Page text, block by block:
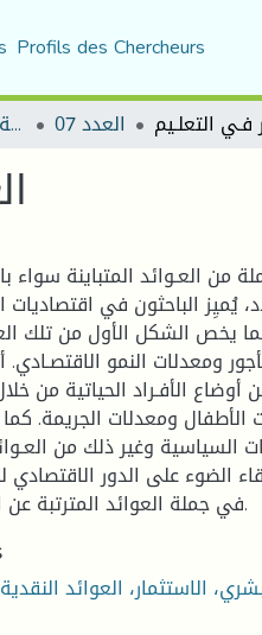
Profils des Chercheurs
مجلة العلوم الاقتصادية والتسيير والعلوم التجارية العدد 07
من العـوائد المتباينة سواء
الباحثون في اقتصاديات
فيما يخص الشكل الأول من تلك
ومعدلات النمو
الأفـراد الحياتية من
ومعدلات الجريمة.
السياسية وغير ذلك من
الضوء على الدور الاقتصادي
في جملة العوائد المترتبة عن الاستثمار فيه.
الاستثمار، العوائد